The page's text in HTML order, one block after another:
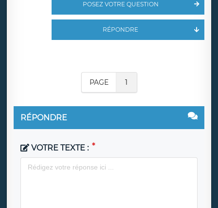
POSEZ VOTRE QUESTION
RÉPONDRE
PAGE 1
RÉPONDRE
VOTRE TEXTE :